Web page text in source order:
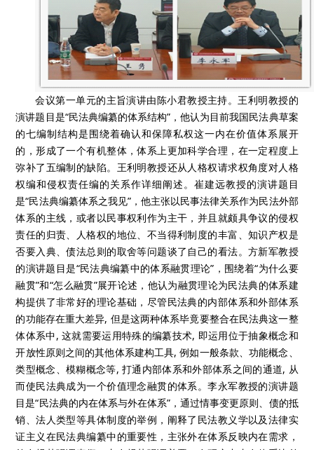
会议第一单元的主旨演讲由陈小君教授主持。王利明教授的
演讲题目是“民法典编纂的体系结构”，他认为目前我国民法典草案
的七编制结构是围绕着确认和保障私权这一内在价值体系展开
的，形成了一个有机整体，体系上更加科学合理，在一定程度上
弥补了五编制的缺陷。王利明教授还从人格权请求权角度对人格
权编和侵权责任编的关系作详细阐述。崔建远教授的演讲题目
是“民法典编纂体系之我见”，他主张以民事法律关系作为民法外部
体系的主线，或者以民事权利作为主干，并且就颇具争议的侵权
责任的归责、人格权的地位、不当得利制度的丰富、知识产权是
否要入典、债法总则的取舍等问题谈了自己的看法。方新军教授
的演讲题目是“民法典编纂中的体系融贯理论”，围绕着“为什么要
融贯”和“怎么融贯”展开论述，他认为融贯理论为民法典的体系建
构提供了非常好的理论基础，尽管民法典的内部体系和外部体系
的功能存在重大差异, 但是这两种体系毕竟要整合在民法典这一整
体体系中, 这就需要运用特殊的编纂技术, 即运用位于抽象概念和
开放性原则之间的其他体系建构工具, 例如一般条款、功能概念、
类型概念、模糊概念等, 打通内部体系和外部体系之间的通道, 从
而使民法典成为一个价值理念融贯的体系。李永军教授的演讲题
目是“民法典的内在体系与外在体系”，通过情事变更原则、债的抵
销、法人类型等具体制度的举例，阐释了民法教义学以及法律实
证主义在民法典编纂中的重要性，主张外在体系反映内在需求，